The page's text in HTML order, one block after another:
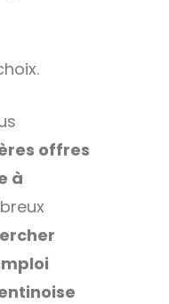
offres
à